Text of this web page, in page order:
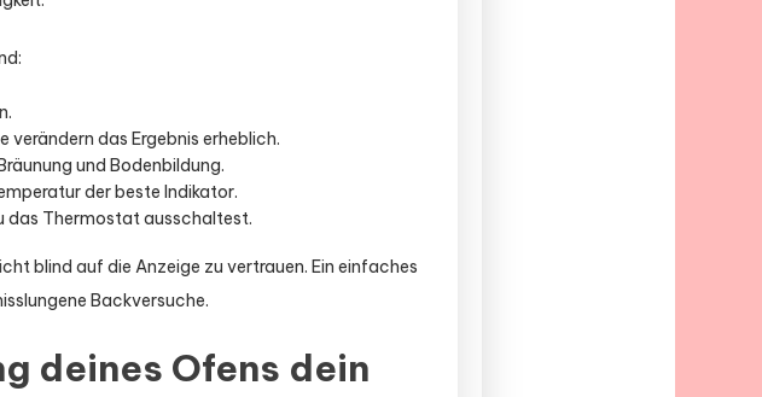
das Ergebnis erheblich.
und Bodenbildung.
der beste Indikator.
das Thermostat ausschaltest.
blind auf die Anzeige zu vertrauen. Ein einfaches
Backversuche.
deines Ofens dein